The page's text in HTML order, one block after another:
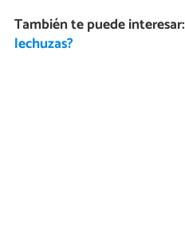
También te puede interesar:
lechuzas?